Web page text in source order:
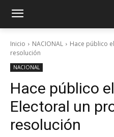
Inicio NACIONAL
Hace público
resolución
NACIONAL
Hace público
Electoral un
resolución